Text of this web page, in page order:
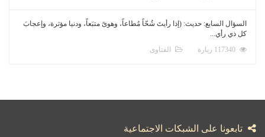
السؤال السابع: حديث: (إذا رأيتَ شُحّاً مُطاعاً، وهوىً متبَعاً، ودنيا مؤثرة، وإعجابَ
كل ذي رأي...
الفتاوى
تابعونا على الشبكات الاجتماعية